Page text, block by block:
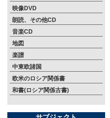
映像DVD
朗読、その他CD
音楽CD
地図
楽譜
中東欧諸国
欧米のロシア関係書
和書(ロシア関係古書)